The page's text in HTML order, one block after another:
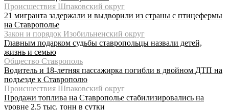
Происшествия Шпаковский округ
21 мигранта задержали и выдворили из страны с птицефермы
на Ставрополье
Закон и порядок Изобильненский округ
Главным подарком судьбы ставропольцы назвали детей,
жизнь и семью
Общество Ставрополь
Водитель и 18-летняя пассажирка погибли в двойном ДТП на
подъезде к Ставрополю
Происшествия Шпаковский округ
Продажи топлива на Ставрополье стабилизировались на
уровне 2,5 тыс. тонн в сутки